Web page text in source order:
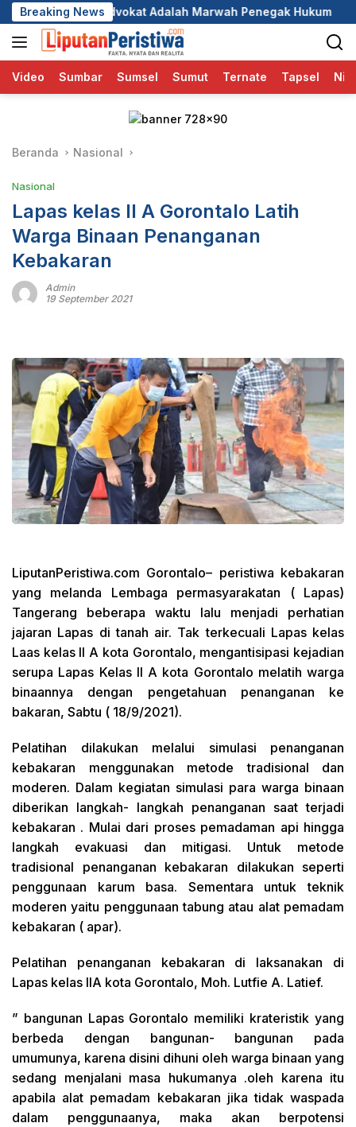
Langsung
ke
konten
Breaking News
Adalah Marwah Penegak Hukum DPC GRIB Jaya
Video Sumbar Sumsel Sumut Ternate Tapsel
Beranda Nasional
Nasional
Lapas kelas ll A Gorontalo Latih
Warga Binaan Penanganan
Kebakaran
Admin
19 September 2021
LiputanPeristiwa.com Gorontalo– peristiwa kebakaran
yang melanda Lembaga permasyarakatan ( Lapas)
Tangerang beberapa waktu lalu menjadi perhatian
jajaran Lapas di tanah air. Tak terkecuali Lapas kelas
Laas kelas ll A kota Gorontalo, mengantisipasi kejadian
serupa Lapas Kelas ll A kota Gorontalo melatih warga
binaannya dengan pengetahuan penanganan ke
bakaran, Sabtu ( 18/9/2021).
Pelatihan dilakukan melalui simulasi penanganan
kebakaran menggunakan metode tradisional dan
moderen. Dalam kegiatan simulasi para warga binaan
diberikan langkah- langkah penanganan saat terjadi
kebakaran . Mulai dari proses pemadaman api hingga
langkah evakuasi dan mitigasi. Untuk metode
tradisional penanganan kebakaran dilakukan seperti
penggunaan karum basa. Sementara untuk teknik
moderen yaitu penggunaan tabung atau alat pemadam
kebakaran ( apar).
Pelatihan penanganan kebakaran di laksanakan di
Lapas kelas llA kota Gorontalo, Moh. Lutfie A. Latief.
” bangunan Lapas Gorontalo memiliki krateristik yang
berbeda dengan bangunan- bangunan pada
umumunya, karena disini dihuni oleh warga binaan yang
sedang menjalani masa hukumanya .oleh karena itu
apabila alat pemadam kebakaran jika tidak waspada
dalam penggunaanya, maka akan berpotensi